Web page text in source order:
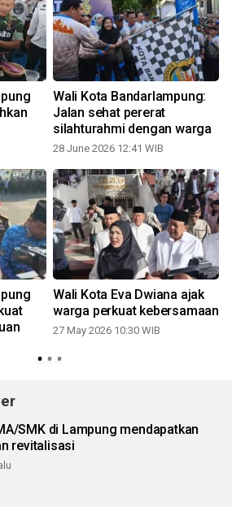
Wali Kota Bandarlampung:
Jalan sehat pererat
silahturahmi dengan warga
28 June 2026 12:41 WIB
Wali Kota Eva Dwiana ajak
warga perkuat kebersamaan
27 May 2026 10:30 WIB
SMK di Lampung mendapatkan
revitalisasi